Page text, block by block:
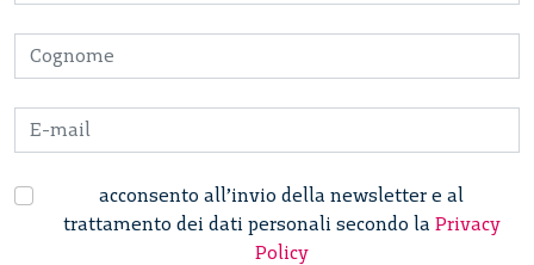
acconsento all’invio della newsletter e al
trattamento dei dati personali secondo la Privacy
Policy